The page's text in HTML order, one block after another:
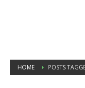
HOME POSTS